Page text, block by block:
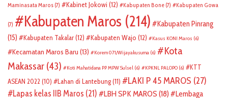
Maminasata Maros (7) Kabinet Jokowi (12) Kabupaten Bone (7) Kabupaten Gowa
(7) Kabupaten Maros (214)
Kabupaten Pinrang
(15)
Kabupaten Takalar(12) Kabupaten Wajo (12) Kasus KONI Maros (6)
Kecamatan Maros Baru (13) Korem 071/Wijayakusuma (6)
Kota
Makassar (43) Koti Mahatidana PP MPW Sulsel (6) KPKNL PALOPO (6)
KTT
ASEAN 2022 (10) Lahan di Lantebung(11) LAKI P 45 MAROS (27)
Lapas kelas IIB Maros (21) LBH SPK MAROS (18)
Lembaga